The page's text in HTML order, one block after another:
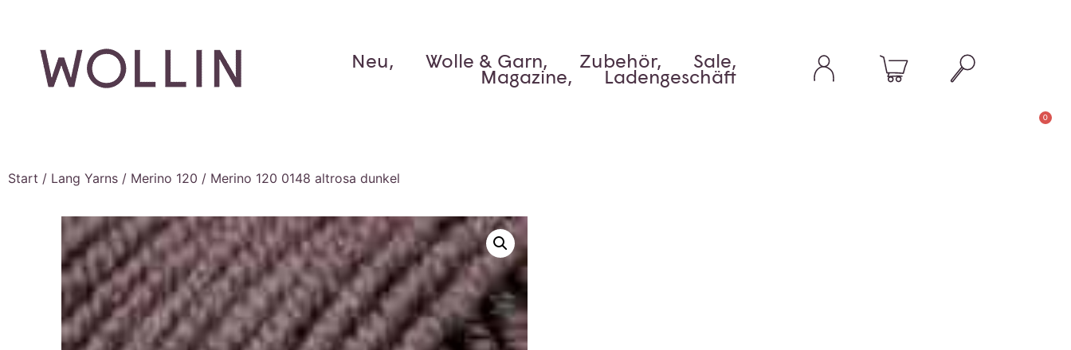
Neu, Wolle & Garn, Zubehör, Sale,
Magazine, Ladengeschäft
0
Start / Lang Yarns / Merino 120 / Merino 120 0148 altrosa dunkel